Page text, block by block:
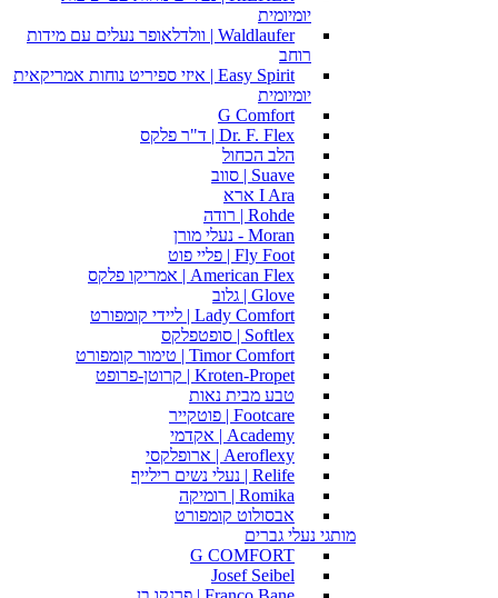
יומיומית
Waldlaufer | וולדלאופר נעלים עם מידות
רוחב
Easy Spirit | איזי ספיריט נוחות אמריקאית
יומיומית
G Comfort
Dr. F. Flex | ד"ר פלקס
הלב הכחול
Suave | סווב
I Ara ארא
Rohde | רודה
Moran - נעלי מורן
Fly Foot | פליי פוט
American Flex | אמריקו פלקס
Glove | גלוב
Lady Comfort | ליידי קומפורט
Softlex | סופטפלקס
Timor Comfort | טימור קומפורט
Kroten-Propet | קרוטן-פרופט
טבע מבית נאות
Footcare | פוטקייר
Academy | אקדמי
Aeroflexy | ארופלקסי
Relife | נעלי נשים רילייף
Romika | רומיקה
אבסולוט קומפורט
מותגי נעלי גברים
G COMFORT
Josef Seibel